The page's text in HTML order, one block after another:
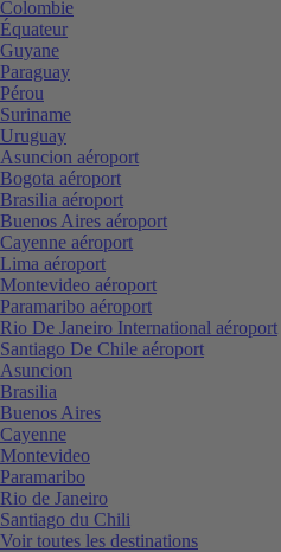
Colombie
Équateur
Guyane
Paraguay
Pérou
Suriname
Uruguay
Asuncion aéroport
Bogota aéroport
Brasilia aéroport
Buenos Aires aéroport
Cayenne aéroport
Lima aéroport
Montevideo aéroport
Paramaribo aéroport
Rio De Janeiro International aéroport
Santiago De Chile aéroport
Asuncion
Brasilia
Buenos Aires
Cayenne
Montevideo
Paramaribo
Rio de Janeiro
Santiago du Chili
Voir toutes les destinations